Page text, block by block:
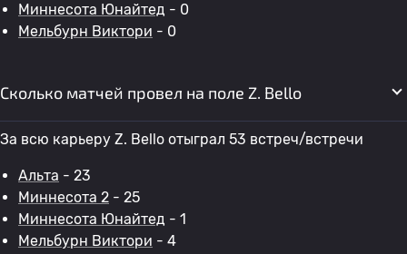
Миннесота Юнайтед - 0
Мельбурн Виктори - 0
Сколько матчей провел на поле Z. Bello
За всю карьеру Z. Bello отыграл 53 встреч/встречи
Альта - 23
Миннесота 2 - 25
Миннесота Юнайтед - 1
Мельбурн Виктори - 4